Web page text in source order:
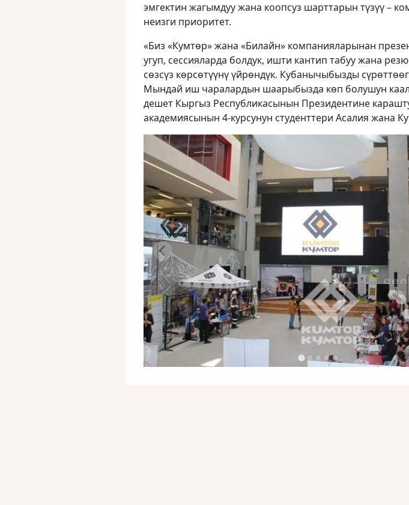
эмгектин жагымдуу жана коопсуз шарттарын түзүү –
неизги приоритет.
«Биз «Кумтɵр» жана «Билайн» компанияларынан
угуп, сессияларда болдук, ишти кантип табуу жана
сɵзсүз кɵрсɵтүүнү үйрөндүк. Кубанычыбызды
Мындай иш чаралардын шаарыбызда кɵп болушун
дешет Кыргыз Республикасынын Президентине
академиясынын 4-курсунун студенттери Асалия жана